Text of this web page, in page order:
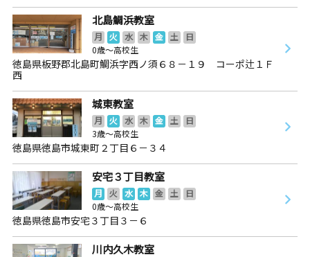
北島鯛浜教室
月 火 水 木 金 土
日
0歳～高校生
徳島県板野郡北島町鯛浜字西ノ須６８－１９ コーポ辻１Ｆ
西
城東教室
月 火 水 木 金 土
日
3歳～高校生
徳島県徳島市城東町２丁目６－３４
安宅３丁目教室
月 火 水 木 金 土
日
0歳～高校生
徳島県徳島市安宅３丁目３－６
川内久木教室